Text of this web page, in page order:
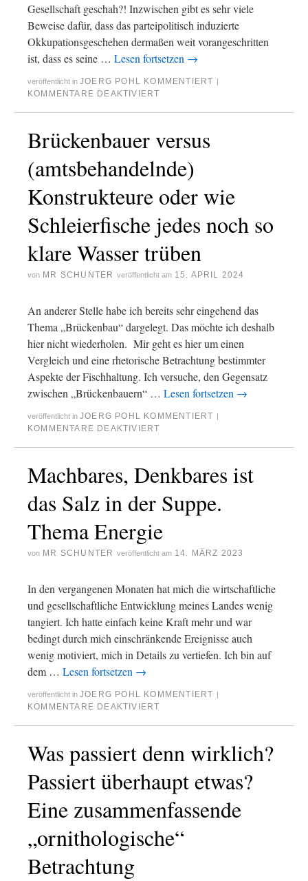
Gesellschaft geschah?! Inzwischen gibt es sehr viele
Beweise dafür, dass das parteipolitisch induzierte
Okkupationsgeschehen dermaßen weit vorangeschritten
ist, dass es seine … Lesen fortsetzen →
veröffentlicht in JOERG POHL KOMMENTIERT |
KOMMENTARE DEAKTIVIERT
Brückenbauer versus
(amtsbehandelnde)
Konstrukteure oder wie
Schleierfische jedes noch so
klare Wasser trüben
von MR SCHUNTER veröffentlicht am 15. APRIL 2024
An anderer Stelle habe ich bereits sehr eingehend das
Thema „Brückenbau“ dargelegt. Das möchte ich deshalb
hier nicht wiederholen. Mir geht es hier um einen
Vergleich und eine rhetorische Betrachtung bestimmter
Aspekte der Fischhaltung. Ich versuche, den Gegensatz
zwischen „Brückenbauern“ … Lesen fortsetzen →
veröffentlicht in JOERG POHL KOMMENTIERT |
KOMMENTARE DEAKTIVIERT
Machbares, Denkbares ist
das Salz in der Suppe.
Thema Energie
von MR SCHUNTER veröffentlicht am 14. MÄRZ 2023
In den vergangenen Monaten hat mich die wirtschaftliche
und gesellschaftliche Entwicklung meines Landes wenig
tangiert. Ich hatte einfach keine Kraft mehr und war
bedingt durch mich einschränkende Ereignisse auch
wenig motiviert, mich in Details zu vertiefen. Ich bin auf
dem … Lesen fortsetzen →
veröffentlicht in JOERG POHL KOMMENTIERT |
KOMMENTARE DEAKTIVIERT
Was passiert denn wirklich?
Passiert überhaupt etwas?
Eine zusammenfassende
„ornithologische“
Betrachtung